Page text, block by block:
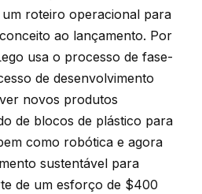
roteiro operacional para
ao lançamento. Por
usa o processo de fase-
de desenvolvimento
novos produtos
de blocos de plástico para
como robótica e agora
sustentável para
de um esforço de $400